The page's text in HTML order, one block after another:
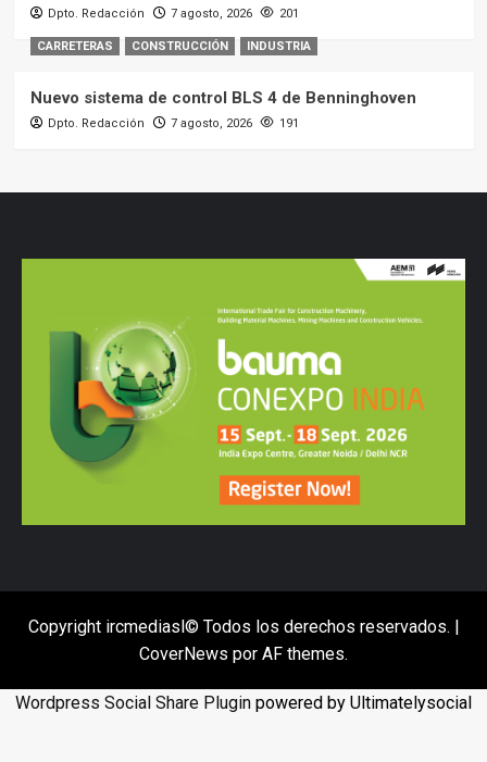
Dpto. Redacción 7 agosto, 2026 201
CARRETERAS CONSTRUCCIÓN INDUSTRIA
Nuevo sistema de control BLS 4 de Benninghoven
Dpto. Redacción 7 agosto, 2026 191
Copyright ircmediasl© Todos los derechos reservados. |
CoverNews por AF themes.
Wordpress Social Share Plugin powered by Ultimatelysocial